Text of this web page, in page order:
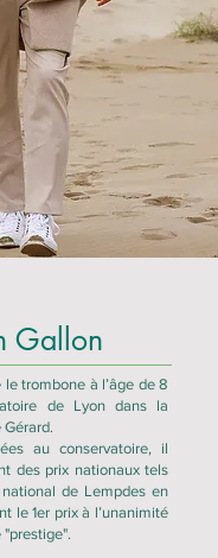
Gallon
trombone à l’âge de 8
de Lyon dans la
au conservatoire, il
des prix nationaux tels
de Lempdes en
le 1er prix à l’unanimité